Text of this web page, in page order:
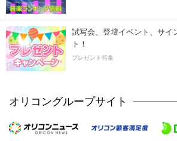
試写会、登壇イベント、サイ
ト！
プレゼント特集
オリコングループサイト